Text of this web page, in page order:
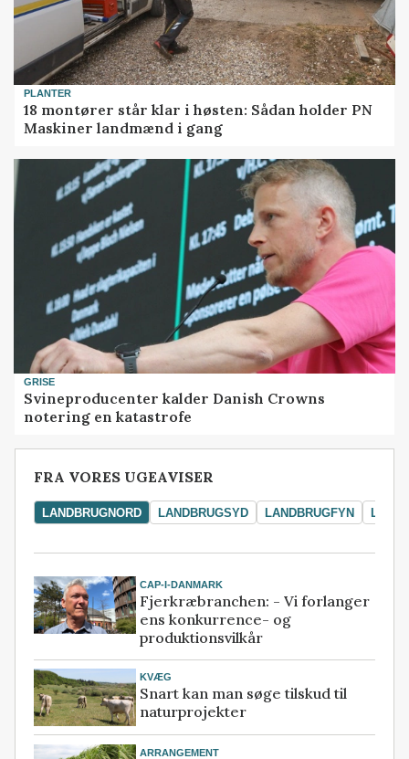
PLANTER
18 montører står klar i høsten: Sådan holder PN
Maskiner landmænd i gang
GRISE
Svineproducenter kalder Danish Crowns
notering en katastrofe
FRA VORES UGEAVISER
LANDBRUGNORD LANDBRUGSYD LANDBRUGFYN
CAP-I-DANMARK
Fjerkræbranchen: - Vi forlanger
ens konkurrence- og
produktionsvilkår
KVÆG
Snart kan man søge tilskud til
naturprojekter
ARRANGEMENT